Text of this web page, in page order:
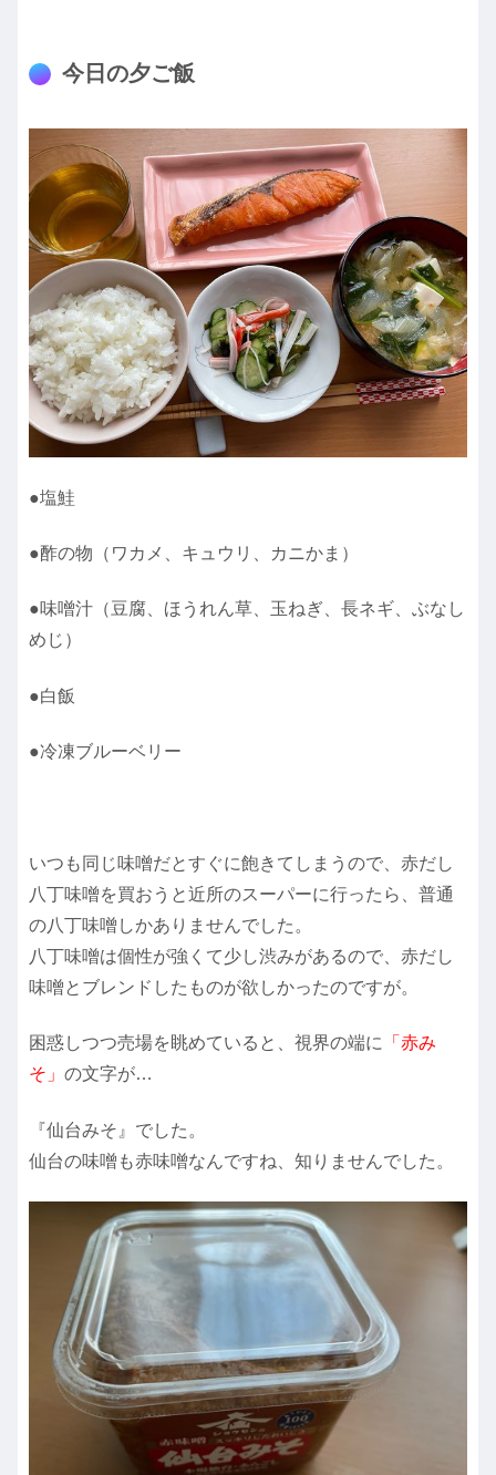
今日の夕ご飯
●塩鮭
●酢の物（ワカメ、キュウリ、カニかま）
●味噌汁（豆腐、ほうれん草、玉ねぎ、長ネギ、ぶなし
めじ）
●白飯
●冷凍ブルーベリー
いつも同じ味噌だとすぐに飽きてしまうので、赤だし
八丁味噌を買おうと近所のスーパーに行ったら、普通
の八丁味噌しかありませんでした。
八丁味噌は個性が強くて少し渋みがあるので、赤だし
味噌とブレンドしたものが欲しかったのですが。
困惑しつつ売場を眺めていると、視界の端に 「赤み
そ」 の文字が…
『仙台みそ』でした。
仙台の味噌も赤味噌なんですね、知りませんでした。